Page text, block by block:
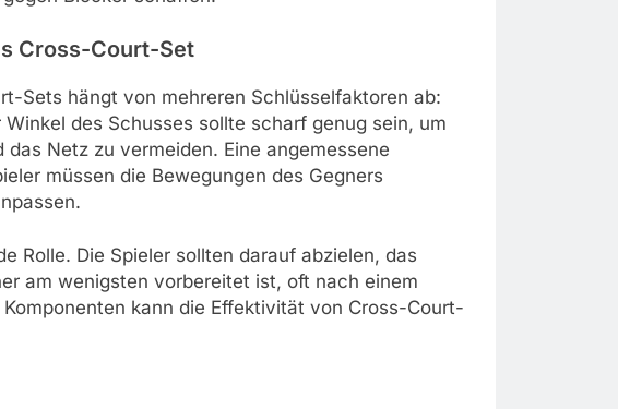
Cross-Court-Set
Sets hängt von mehreren Schlüsselfaktoren ab:
des Schusses sollte scharf genug sein, um
Netz zu vermeiden. Eine angemessene
müssen die Bewegungen des Gegners
Rolle. Die Spieler sollten darauf abzielen, das
am wenigsten vorbereitet ist, oft nach einem
kann die Effektivität von Cross-Court-